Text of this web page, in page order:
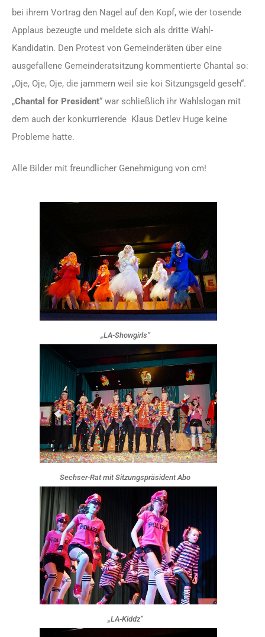
bei ihrem Vortrag den Nagel auf den Kopf, wie der tosende
Applaus bezeugte und meldete sich als dritte Wahl-
Kandidatin. Den Protest von Gemeinderäten über eine
ausgefallene Gemeinderatsitzung kommentierte Chantal so:
„Oje, Oje, Oje, die jammern weil sie koi Sitzungsgeld geseh“.
„Chantal for President“ war schließlich ihr Wahlslogan mit
dem auch der konkurrierende Klaus Detlev Huge keine
Probleme hatte.
Alle Bilder mit freundlicher Genehmigung von cm!
„LA-Showgirls“
Sechser-Rat mit Sitzungspräsident Abo
„LA-Kiddz“